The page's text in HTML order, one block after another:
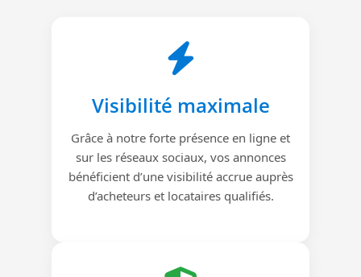
Visibilité maximale
Grâce à notre forte présence en ligne et
sur les réseaux sociaux, vos annonces
bénéficient d’une visibilité accrue auprès
d’acheteurs et locataires qualifiés.